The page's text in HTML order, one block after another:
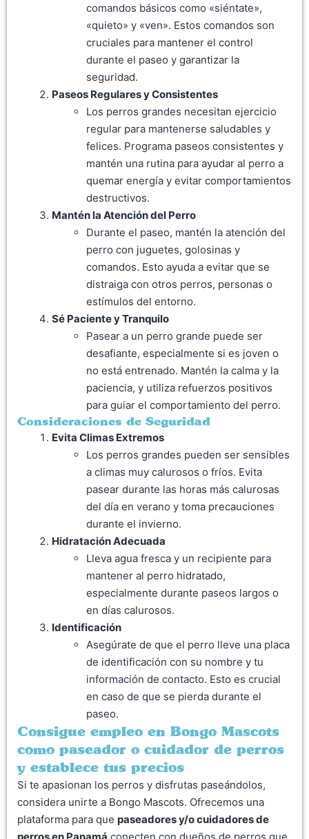
comandos básicos como «siéntate»,
«quieto» y «ven». Estos comandos son
cruciales para mantener el control
durante el paseo y garantizar la
seguridad.
Paseos Regulares y Consistentes
Los perros grandes necesitan ejercicio
regular para mantenerse saludables y
felices. Programa paseos consistentes y
mantén una rutina para ayudar al perro a
quemar energía y evitar comportamientos
destructivos.
Mantén la Atención del Perro
Durante el paseo, mantén la atención del
perro con juguetes, golosinas y
comandos. Esto ayuda a evitar que se
distraiga con otros perros, personas o
estímulos del entorno.
Sé Paciente y Tranquilo
Pasear a un perro grande puede ser
desafiante, especialmente si es joven o
no está entrenado. Mantén la calma y la
paciencia, y utiliza refuerzos positivos
para guiar el comportamiento del perro.
Consideraciones de Seguridad
Evita Climas Extremos
Los perros grandes pueden ser sensibles
a climas muy calurosos o fríos. Evita
pasear durante las horas más calurosas
del día en verano y toma precauciones
durante el invierno.
Hidratación Adecuada
Lleva agua fresca y un recipiente para
mantener al perro hidratado,
especialmente durante paseos largos o
en días calurosos.
Identificación
Asegúrate de que el perro lleve una placa
de identificación con su nombre y tu
información de contacto. Esto es crucial
en caso de que se pierda durante el
paseo.
Consigue empleo en Bongo Mascots
como paseador o cuidador de perros
y establece tus precios
Si te apasionan los perros y disfrutas paseándolos,
considera unirte a Bongo Mascots. Ofrecemos una
plataforma para que paseadores y/o cuidadores de